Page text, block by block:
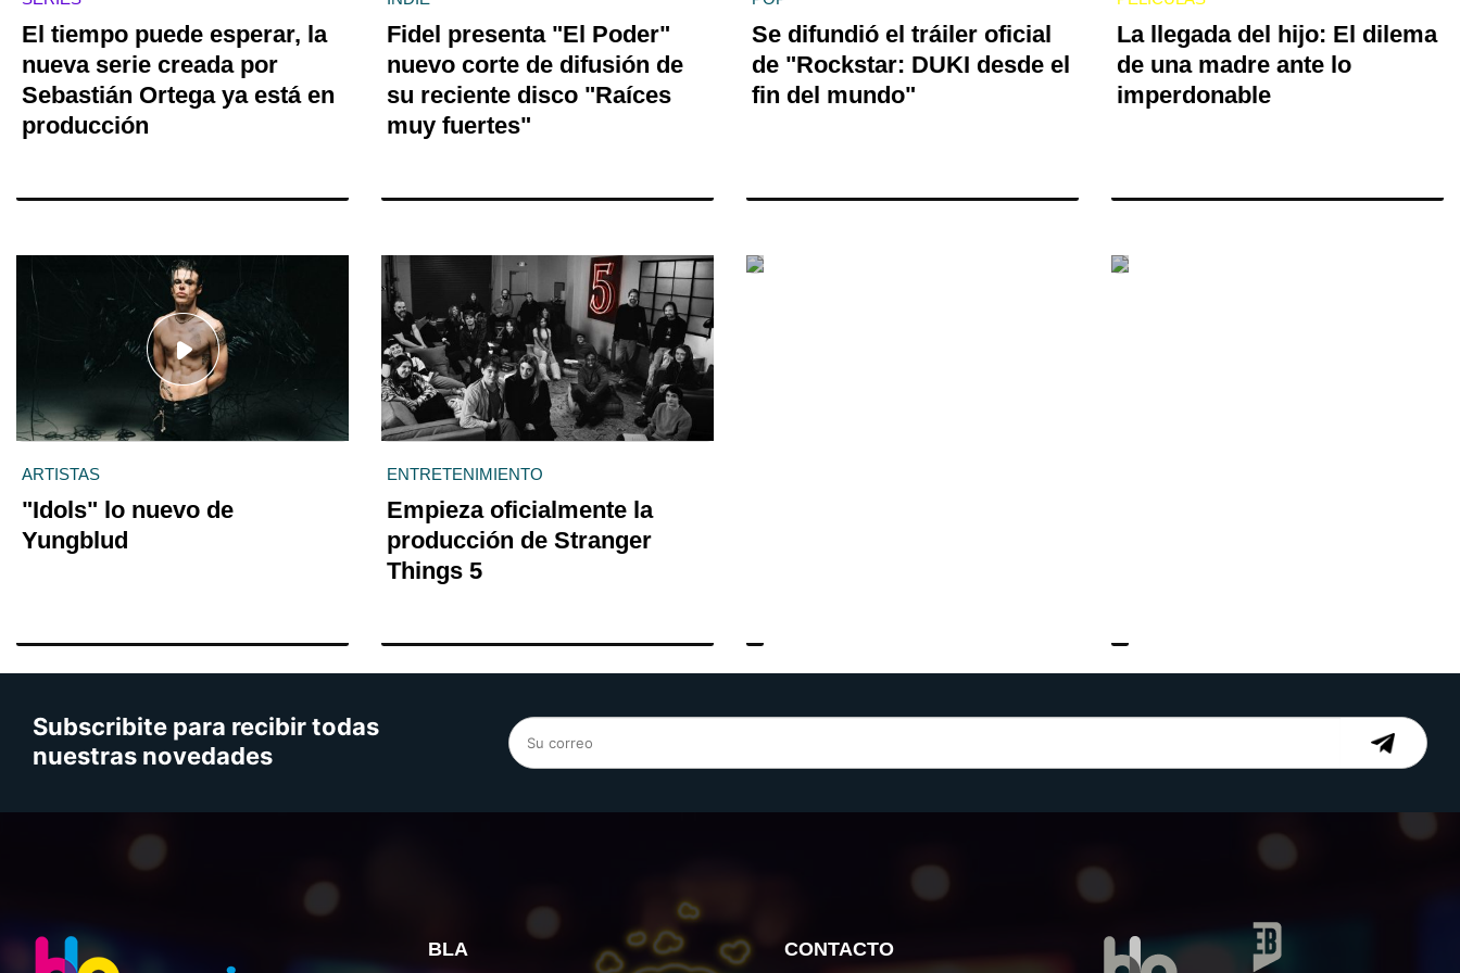
El tiempo puede esperar, la
nueva serie creada por
Sebastián Ortega ya está en
producción
Fidel presenta "El Poder"
nuevo corte de difusión de
su reciente disco "Raíces
muy fuertes"
Se difundió el tráiler oficial
de "Rockstar: DUKI desde el
fin del mundo"
La llegada del hijo: El dilema
de una madre ante lo
imperdonable
ARTISTAS
"Idols" lo nuevo de
Yungblud
ENTRETENIMIENTO
Empieza oficialmente la
producción de Stranger
Things 5
Subscribite para recibir todas
nuestras novedades
BLA CONTACTO